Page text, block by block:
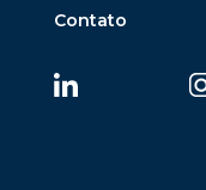
Contato